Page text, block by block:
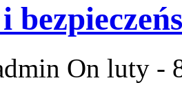
On luty -